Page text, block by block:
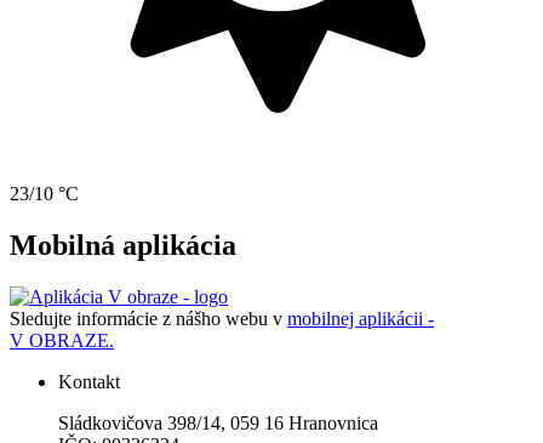
23/10 °C
Mobilná aplikácia
Sledujte informácie z nášho webu v mobilnej aplikácii -
V OBRAZE.
Kontakt
Sládkovičova 398/14, 059 16 Hranovnica